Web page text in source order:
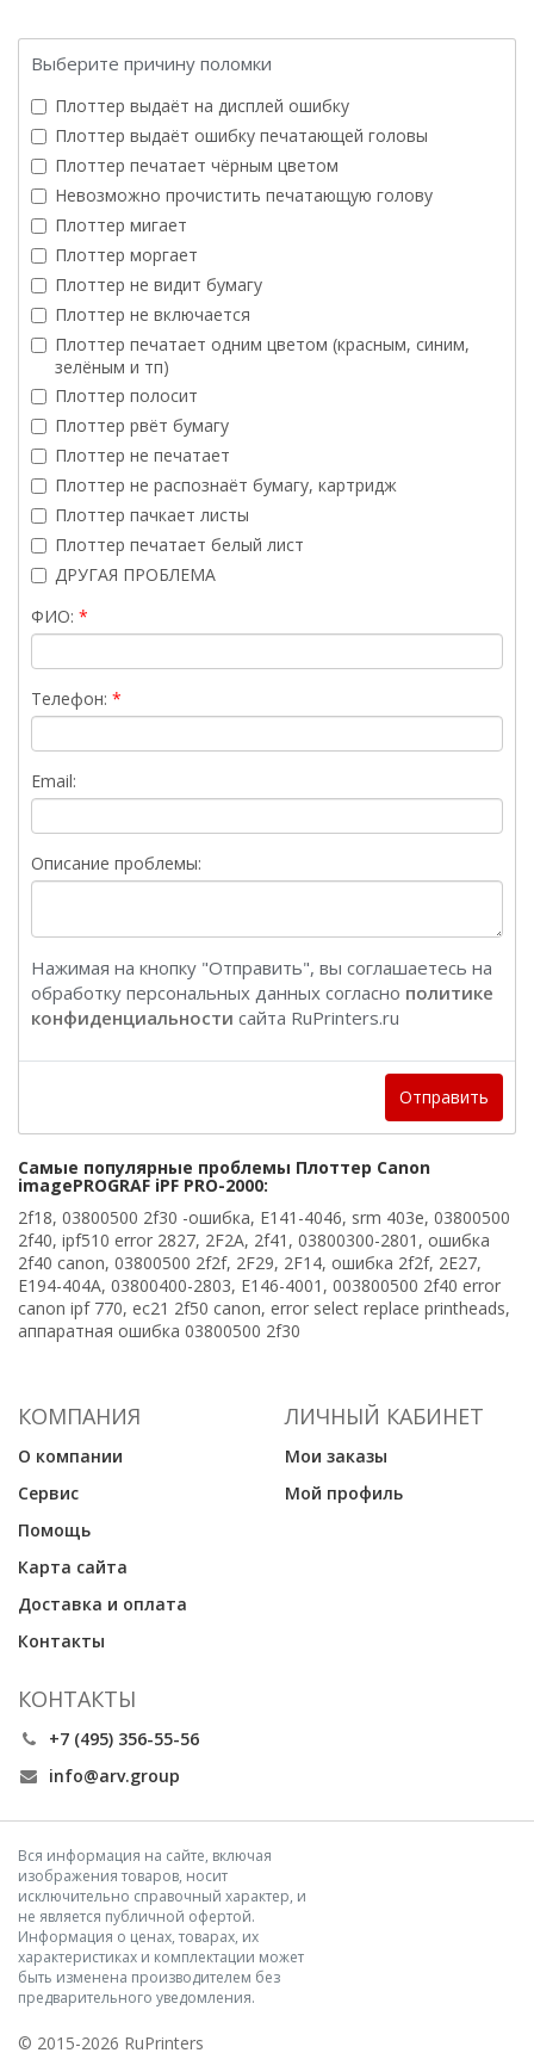
Выберите причину поломки
Плоттер выдаёт на дисплей ошибку
Плоттер выдаёт ошибку печатающей головы
Плоттер печатает чёрным цветом
Невозможно прочистить печатающую голову
Плоттер мигает
Плоттер моргает
Плоттер не видит бумагу
Плоттер не включается
Плоттер печатает одним цветом (красным, синим,
зелёным и тп)
Плоттер полосит
Плоттер рвёт бумагу
Плоттер не печатает
Плоттер не распознаёт бумагу, картридж
Плоттер пачкает листы
Плоттер печатает белый лист
ДРУГАЯ ПРОБЛЕМА
ФИО:
Телефон:
Email:
Описание проблемы:
Нажимая на кнопку "Отправить", вы соглашаетесь на
обработку персональных данных согласно политике
конфиденциальности сайта RuPrinters.ru
Отправить
Самые популярные проблемы Плоттер Canon
imagePROGRAF iPF PRO-2000:
2f18, 03800500 2f30 -ошибка, E141-4046, srm 403e, 03800500
2f40, ipf510 error 2827, 2F2A, 2f41, 03800300-2801, ошибка
2f40 canon, 03800500 2f2f, 2F29, 2F14, ошибка 2f2f, 2E27,
E194-404A, 03800400-2803, E146-4001, 003800500 2f40 error
canon ipf 770, ec21 2f50 canon, error select replace printheads,
аппаратная ошибка 03800500 2f30
КОМПАНИЯ
О компании
Сервис
Помощь
Карта сайта
Доставка и оплата
Контакты
ЛИЧНЫЙ КАБИНЕТ
Мои заказы
Мой профиль
КОНТАКТЫ
+7 (495) 356-55-56
info@arv.group
Вся информация на сайте, включая
изображения товаров, носит
исключительно справочный характер, и
не является публичной офертой.
Информация о ценах, товарах, их
характеристиках и комплектации может
быть изменена производителем без
предварительного уведомления.
© 2015-2026 RuPrinters